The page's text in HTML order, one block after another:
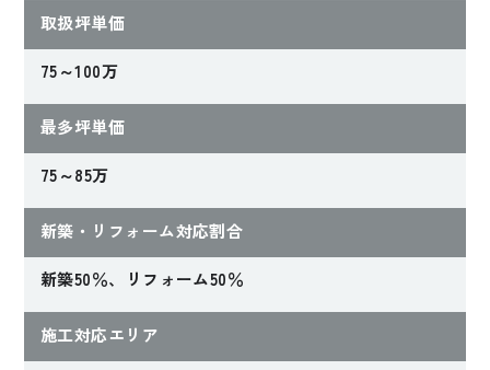
取扱坪単価
75～100万
最多坪単価
75～85万
新築・リフォーム対応割合
新築50％、リフォーム50％
施工対応エリア